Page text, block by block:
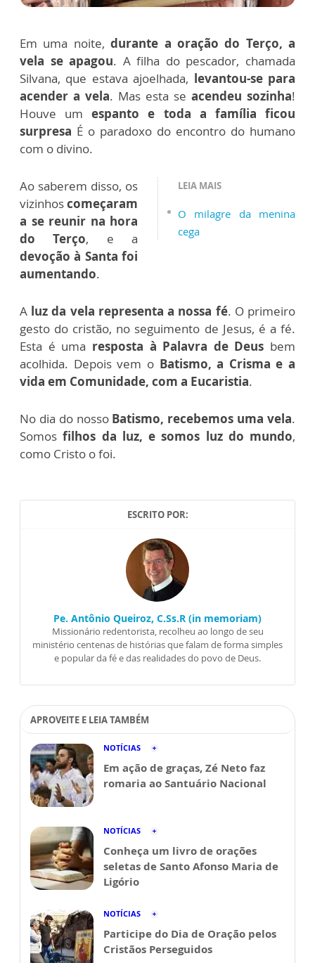
Em uma noite,durante a oração do Terço, a
vela se apagou. A filha do pescador, chamada
Silvana, que estava ajoelhada, levantou-se para
acender a vela. Mas esta se acendeu sozinha!
Houve um espanto e toda a família ficou
surpresa É o paradoxo do encontro do humano
com o divino.
LEIA MAIS
O milagre da menina
cega
Ao saberem disso, os
vizinhoscomeçaram
a se reunir na hora
do Terço, e a
devoção à Santa foi
aumentando.
A luz da vela representa a nossa fé. O primeiro
gesto do cristão, no seguimento de Jesus, é a fé.
Esta é uma resposta à Palavra de Deus bem
acolhida. Depois vem o Batismo, a Crisma e a
vida em Comunidade, com a Eucaristia.
No dia do nossoBatismo, recebemos uma vela.
Somos filhos da luz, e somos luz do mundo,
como Cristo o foi.
ESCRITO POR:
Pe. Antônio Queiroz, C.Ss.R (in memoriam)
Missionário redentorista, recolheu ao longo de seu
ministério centenas de histórias que falam de forma simples
e popular da fé e das realidades do povo de Deus.
APROVEITE E LEIA TAMBÉM
NOTÍCIAS
Em ação de graças, Zé Neto faz
romaria ao Santuário Nacional
NOTÍCIAS
Conheça um livro de orações
seletas de Santo Afonso Maria de
Ligório
NOTÍCIAS
Participe do Dia de Oração pelos
Cristãos Perseguidos